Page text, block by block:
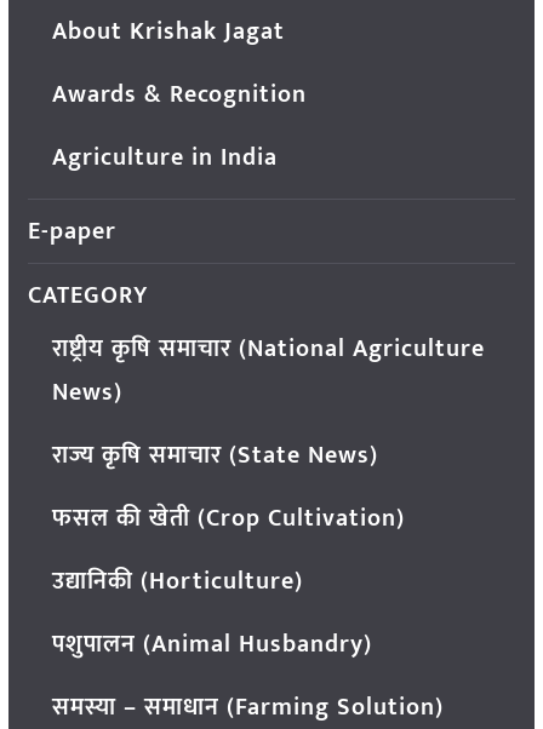
About Krishak Jagat
Awards & Recognition
Agriculture in India
E-paper
CATEGORY
राष्ट्रीय कृषि समाचार (National Agriculture
News)
राज्य कृषि समाचार (State News)
फसल की खेती (Crop Cultivation)
उद्यानिकी (Horticulture)
पशुपालन (Animal Husbandry)
समस्या – समाधान (Farming Solution)